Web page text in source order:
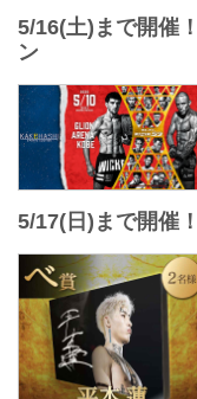
5/16(土)まで開催
ン
5/17(日)まで開催